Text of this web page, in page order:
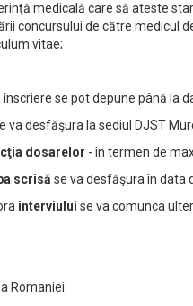
medicală care să ateste
concursului de către
vitae;
înscriere se pot depune până la
va desfăşura la sediul DJST
dosarelor - în termen de
scrisă se va desfăşura în data
interviului se va comunca
Romaniei